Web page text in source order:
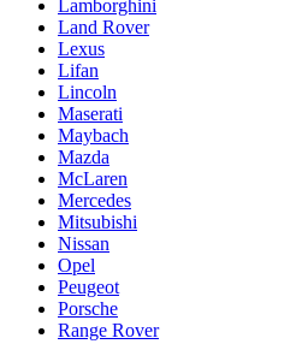
Lamborghini
Land Rover
Lexus
Lifan
Lincoln
Maserati
Maybach
Mazda
McLaren
Mercedes
Mitsubishi
Nissan
Opel
Peugeot
Porsche
Range Rover